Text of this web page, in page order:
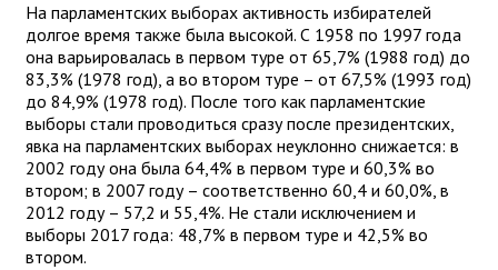
На парламентских выборах активность избирателей
долгое время также была высокой. С 1958 по 1997 года
она варьировалась в первом туре от 65,7% (1988 год) до
83,3% (1978 год), а во втором туре – от 67,5% (1993 год)
до 84,9% (1978 год). После того как парламентские
выборы стали проводиться сразу после президентских,
явка на парламентских выборах неуклонно снижается: в
2002 году она была 64,4% в первом туре и 60,3% во
втором; в 2007 году – соответственно 60,4 и 60,0%, в
2012 году – 57,2 и 55,4%. Не стали исключением и
выборы 2017 года: 48,7% в первом туре и 42,5% во
втором.